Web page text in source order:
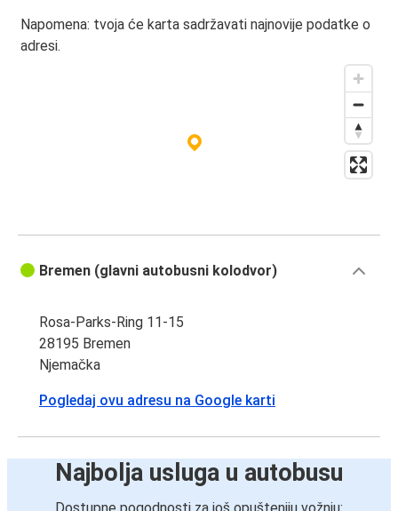
Napomena: tvoja će karta sadržavati najnovije podatke o
adresi.
Bremen (glavni autobusni kolodvor)
Rosa-Parks-Ring 11-15
28195 Bremen
Njemačka
Pogledaj ovu adresu na Google karti
Najbolja usluga u autobusu